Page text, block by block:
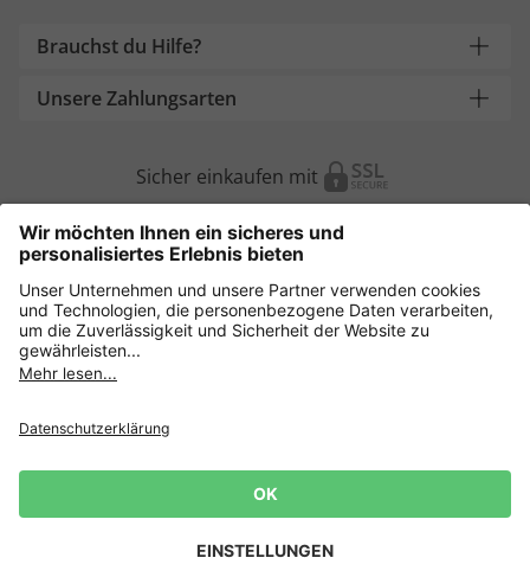
Brauchst du Hilfe?
Unsere Zahlungsarten
Sicher einkaufen mit
Weitere Onlineshops
Deutschland
AGB
Lieferbedingungen
Impressum Cookie Einstellungen